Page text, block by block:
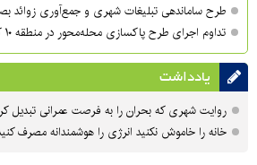
طرح ساماندهی تبلیغات شهری و جمع‌آوری زوائد بصری در
تداوم اجرای طرح پاکسازی محله‌محور در منطقه ۱۰ کرج
یادداشت
روایت شهری که بحران را به فرصت عمرانی تبدیل
خانه را خاموش نکنید انرژی را هوشمندانه مصرف